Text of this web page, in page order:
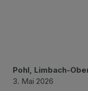
Pohl, Limbach-
3. Mai 2026